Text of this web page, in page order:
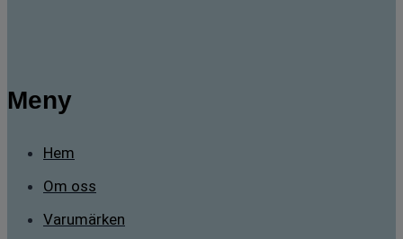
Meny
Hem
Om oss
Varumärken